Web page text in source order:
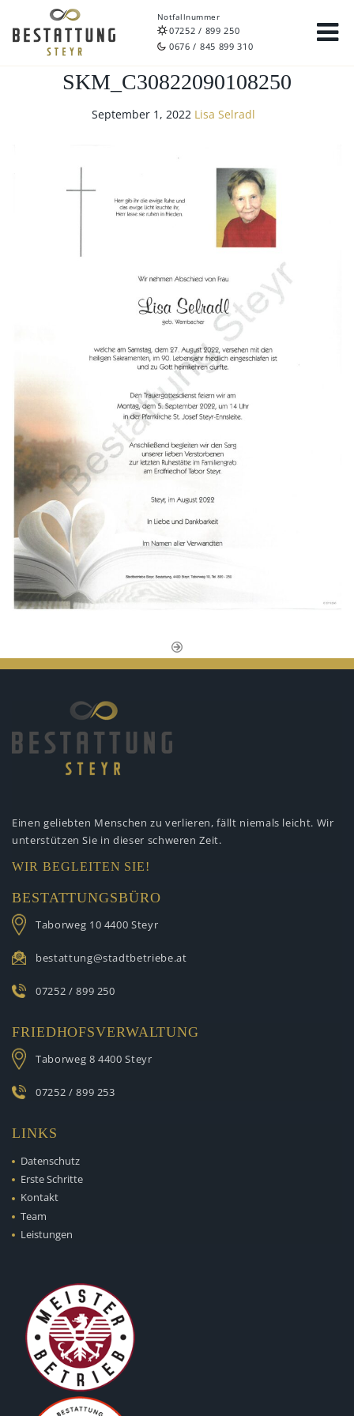
Notfallnummer
07252 / 899 250
0676 / 845 899 310
SKM_C30822090108250
September 1, 2022 Lisa Selradl
Einen geliebten Menschen zu verlieren, fällt niemals leicht. Wir
unterstützen Sie in dieser schweren Zeit.
WIR BEGLEITEN SIE!
BESTATTUNGSBÜRO
Taborweg 10 4400 Steyr
bestattung@stadtbetriebe.at
07252 / 899 250
FRIEDHOFSVERWALTUNG
Taborweg 8 4400 Steyr
07252 / 899 253
LINKS
Datenschutz
Erste Schritte
Kontakt
Team
Leistungen